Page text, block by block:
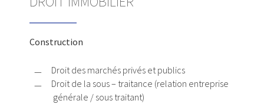
Construction
Droit des marchés privés et publics
Droit de la sous – traitance (relation entreprise
générale / sous traitant)